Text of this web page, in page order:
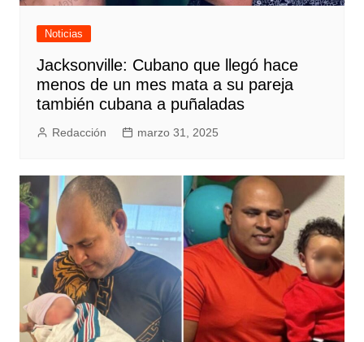
Noticias
Jacksonville: Cubano que llegó hace
menos de un mes mata a su pareja
también cubana a puñaladas
Redacción marzo 31, 2025